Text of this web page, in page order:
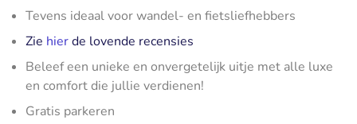
Tevens ideaal voor wandel- en fietsliefhebbers
Zie hierde lovende recensies
Beleef een unieke en onvergetelijk uitje met alle luxe
en comfort die jullie verdienen!
Gratis parkeren